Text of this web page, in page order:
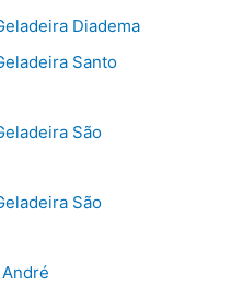
Diadema
Santo
São
São